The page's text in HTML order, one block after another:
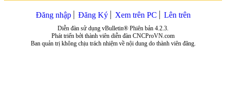
Đăng nhập Đăng Ký Xem trên PC Lên trên
Diễn đàn sử dụng vBulletin® Phiên bản 4.2.3.
Phát triển bởi thành viên diễn đàn CNCProVN.com
Ban quản trị không chịu trách nhiệm về nội dung do thành viên đăng.